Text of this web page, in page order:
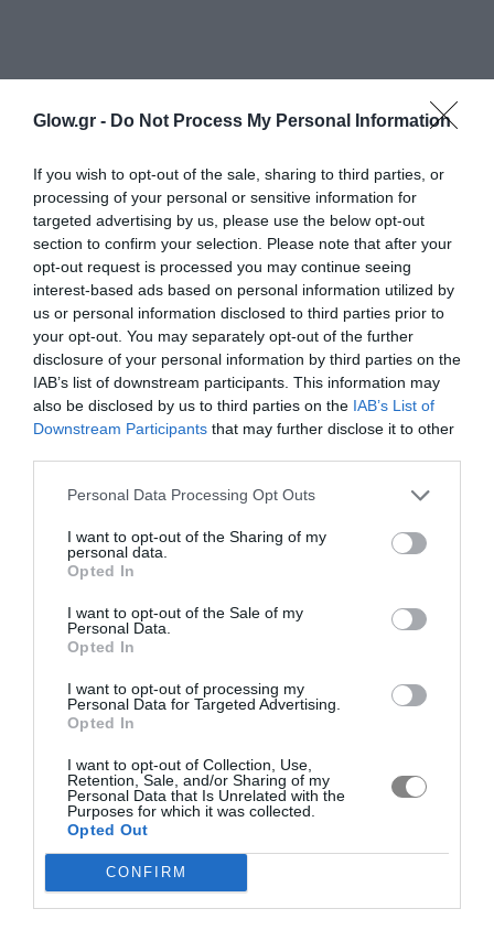
Glow.gr - Do Not Process My Personal Information
If you wish to opt-out of the sale, sharing to third parties, or
processing of your personal or sensitive information for
targeted advertising by us, please use the below opt-out
section to confirm your selection. Please note that after your
opt-out request is processed you may continue seeing
interest-based ads based on personal information utilized by
us or personal information disclosed to third parties prior to
your opt-out. You may separately opt-out of the further
disclosure of your personal information by third parties on the
IAB’s list of downstream participants. This information may
also be disclosed by us to third parties on the IAB’s List of
Downstream Participants that may further disclose it to other
Personal Data Processing Opt Outs
I want to opt-out of the Sharing of my
personal data.
Opted In
I want to opt-out of the Sale of my
Personal Data.
Opted In
I want to opt-out of processing my
Personal Data for Targeted Advertising.
Opted In
I want to opt-out of Collection, Use,
Retention, Sale, and/or Sharing of my
Personal Data that Is Unrelated with the
Purposes for which it was collected.
Opted Out
CONFIRM